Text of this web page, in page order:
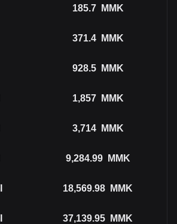
185.7 MMK
371.4 MMK
928.5 MMK
1,857 MMK
3,714 MMK
9,284.99 MMK
18,569.98 MMK
37,139.95 MMK